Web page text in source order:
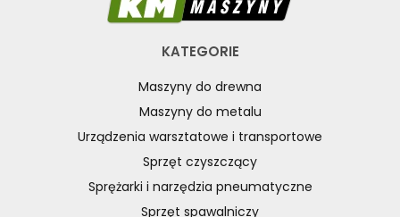
KATEGORIE
Maszyny do drewna
Maszyny do metalu
Urządzenia warsztatowe i transportowe
Sprzęt czyszczący
Sprężarki i narzędzia pneumatyczne
Sprzęt spawalniczy